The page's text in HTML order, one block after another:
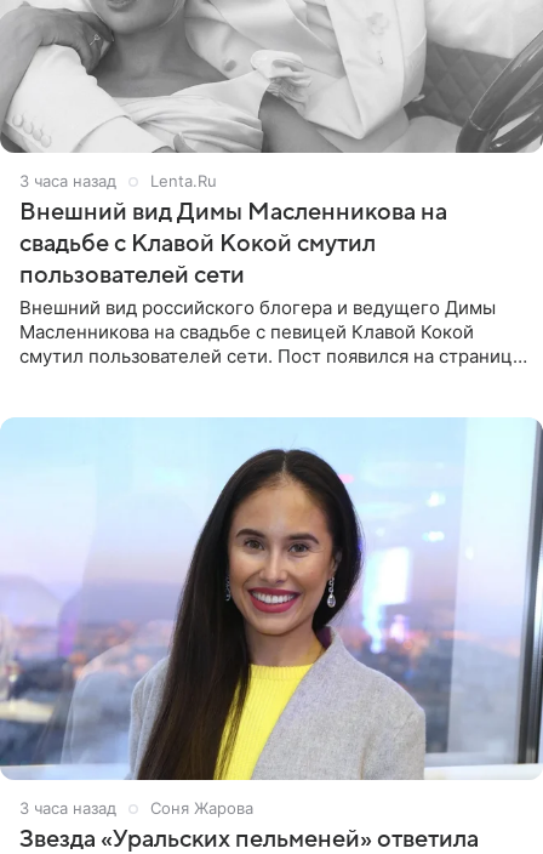
3 часа назад Lenta.Ru
Внешний вид Димы Масленникова на
свадьбе с Клавой Кокой смутил
пользователей сети
Внешний вид российского блогера и ведущего Димы
Масленникова на свадьбе с певицей Клавой Кокой
смутил пользователей сети. Пост появился на странице
3 часа назад Соня Жарова
Звезда «Уральских пельменей» ответила